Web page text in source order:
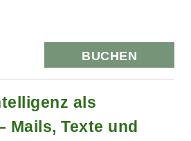
BUCHEN
als
Mails, Texte und